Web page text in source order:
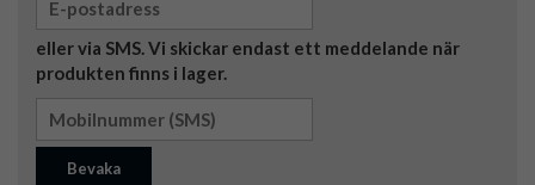
eller via SMS. Vi skickar endast ett meddelande när
produkten finns i lager.
Bevaka